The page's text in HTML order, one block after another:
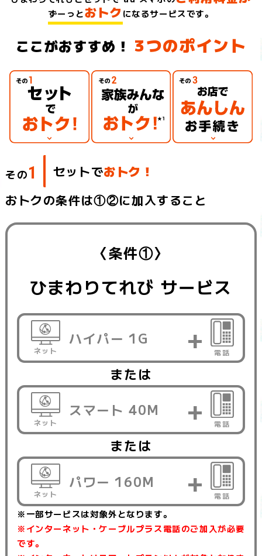
ずーっとおトク になるサービスです。
ここがおすすめ！ 3つのポイント
その1 セットでおトク！
おトクの条件は①②に加入すること
〈条件①〉
ひまわりてれび サービス
ネット
ハイパー 1G
電話
または
ネット
スマート 40M
電話
または
ネット
パワー 160M
電話
※一部サービスは対象外となります。
※インターネット・ケーブルプラス電話のご加入が必要
です。